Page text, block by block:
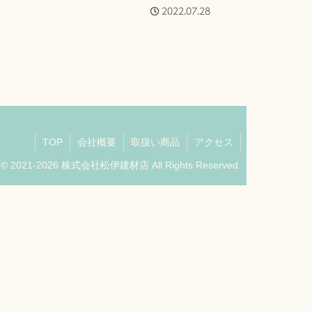
2022.07.28
TOP 会社概要 取扱い商品 アクセス
2021-2026 株式会社松伊建材店 All Rights Reserved.